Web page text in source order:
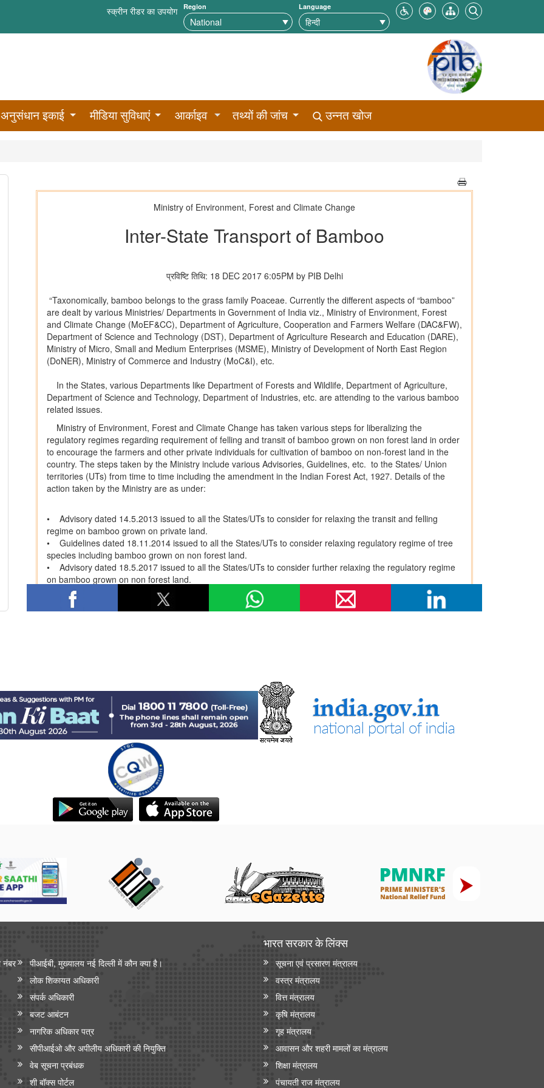
स्क्रीन रीडर का उपयोग Region Language
अनुसंधान इकाई मीडिया सुविधाएं आर्काइव तथ्यों की जांच उन्नत खोज
नंबर
पीआईबी, मुख्यालय नई दिल्ली में कौन क्या है।
लोक शिकायत अधिकारी
संपर्क अधिकारी
बजट आबंटन
नागरिक अधिकार पत्र
सीपीआईओ और अपी‍लीय अधिकारी की नियुक्ति
वेब सूचना प्रबंधक
शी बॉक्स पोर्टल
भारत सरकार के लिंक्‍स
सूचना एवं प्रसारण मंत्रालय
वस्त्र मंत्रालय
वित्त मंत्रालय
कृषि मंत्रालय
गृह मंत्रालय
आवासन और शहरी मामलों का मंत्रालय
शिक्षा मंत्रालय
पंचायती राज मंत्रालय